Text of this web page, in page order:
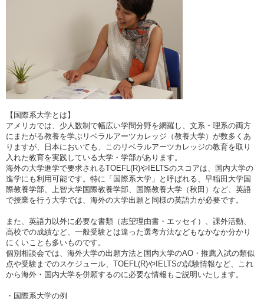
【国際系大学とは】
アメリカでは、少人数制で幅広い学問分野を網羅し、文系・理系の両方
にまたがる教養を学ぶリベラルアーツカレッジ（教養大学）が数多くあ
りますが、日本においても、このリベラルアーツカレッジの教育を取り
入れた教育を実践している大学・学部があります。
海外の大学進学で要求されるTOEFL(R)やIELTSのスコアは、国内大学の
進学にも利用可能です。特に「国際系大学」と呼ばれる、早稲田大学国
際教養学部、上智大学国際教養学部、国際教養大学（秋田）など、英語
で授業を行う大学では、海外の大学出願と同様の英語力が必要です。
また、英語力以外に必要な書類（志望理由書・エッセイ）、課外活動、
高校での成績など、一般受験とは違った選考方法などもなかなか分かり
にくいことも多いものです。
個別相談会では、海外大学の出願方法と国内大学のAO・推薦入試の類似
点や受験までのスケジュール、TOEFL(R)やIELTSの試験情報など、これ
から海外・国内大学を併願するのに必要な情報もご説明いたします。
・国際系大学の例